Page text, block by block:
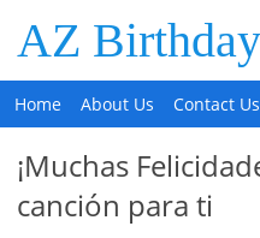
AZ
Home About Us Contact Us
¡Muchas
canción para ti